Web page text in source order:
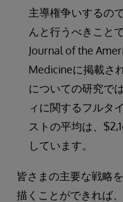
主導権争いするの
んと行うべきこと
Journal of the
Medicineに掲載さ
についての研究で
ィに関するフルタ
ストの平均は、
しています。
皆さまの主要な戦略
描くことができれば